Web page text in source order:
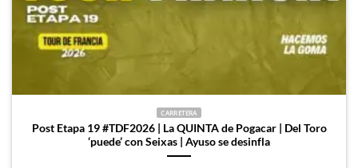
CARRETERA
Post Etapa 19 #TDF2026 | La QUINTA de Pogacar | Del Toro
‘puede’ con Seixas | Ayuso se desinfla